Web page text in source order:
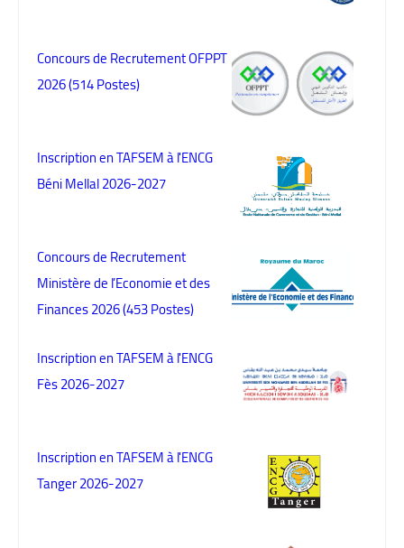
Concours de Recrutement OFPPT
2026 (514 Postes)
Inscription en TAFSEM à l'ENCG
Béni Mellal 2026-2027
Concours de Recrutement
Ministère de l’Economie et des
Finances 2026 (453 Postes)
Inscription en TAFSEM à l'ENCG
Fès 2026-2027
Inscription en TAFSEM à l'ENCG
Tanger 2026-2027